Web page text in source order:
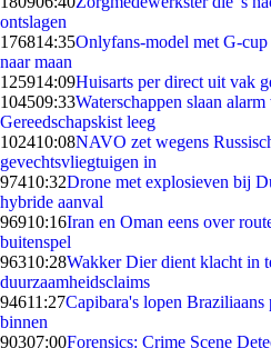
ontslagen
176814:35Onlyfans-model met G-
naar maan
125914:09Huisarts per direct uit vak
104509:33Waterschappen slaan
Gereedschapskist leeg
102410:08NAVO zet wegens
gevechtsvliegtuigen in
97410:32Drone met explosieven bij
hybride aanval
96910:16Iran en Oman eens over
buitenspel
96310:28Wakker Dier dient klacht in
duurzaamheidsclaims
94611:27Capibara's lopen
binnen
90307:00Forensics: Crime Scene